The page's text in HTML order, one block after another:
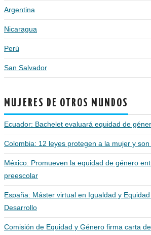
Argentina
Nicaragua
Perú
San Salvador
MUJERES DE OTROS MUNDOS
Ecuador: Bachelet evaluará equidad de
Colombia: 12 leyes protegen a la mujer y
México: Promueven la equidad de género
preescolar
España: Máster virtual en Igualdad y
Desarrollo
Comisión de Equidad y Género firma carta